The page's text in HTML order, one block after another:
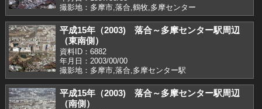
撮影地：多摩市,落合,鶴牧,多摩センター
平成15年（2003) 落合～多摩センター駅周辺
（東南側）
資料ID：6882
年月日：2003/00/00
撮影地：多摩市,落合,多摩センター駅
平成15年（2003) 落合～多摩センター駅周辺
（南側）